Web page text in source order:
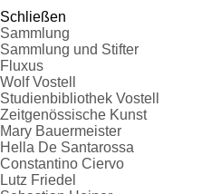
Schließen
Sammlung
Sammlung und Stifter
Fluxus
Wolf Vostell
Studienbibliothek Vostell
Zeitgenössische Kunst
Mary Bauermeister
Hella De Santarossa
Constantino Ciervo
Lutz Friedel